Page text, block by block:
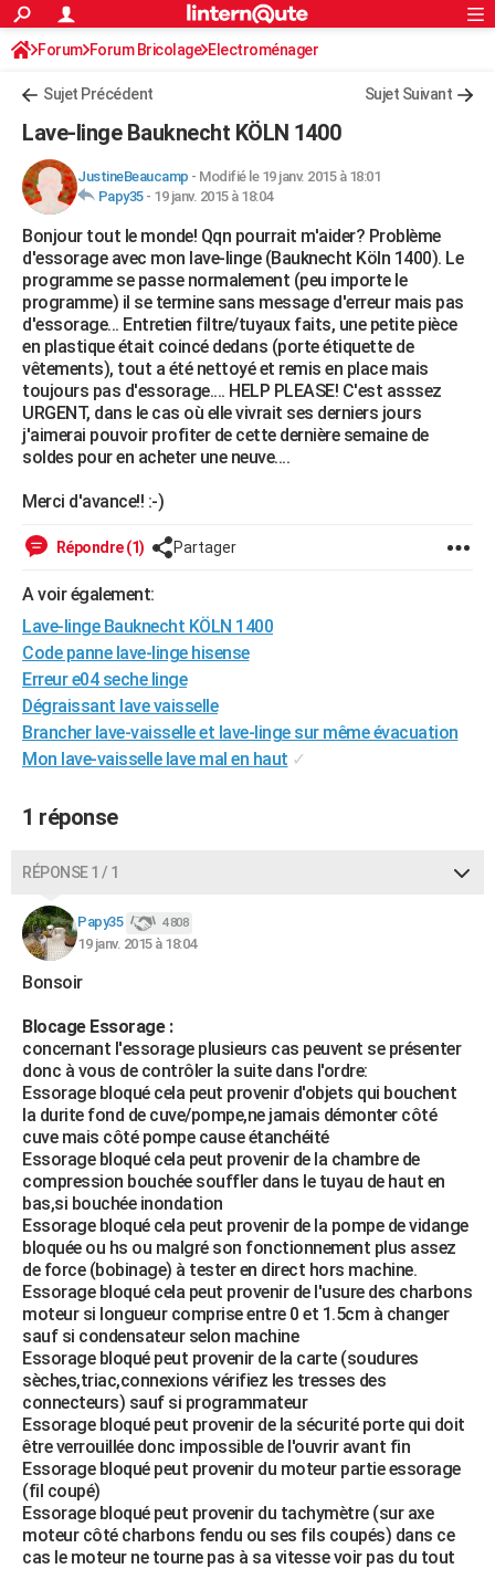
ACTUALITÉS
Politique
Société
Faits Divers
Education
Monde
Villes
+
FINANCE
Retraite
Impôts
Epargne
Immobilier
Risques naturels par ville
Banque
Assurance
Crédit
AUTO
Essais
Réserver un essai
Citadines
Berlines
SUV
Forum auto
+HIGH-TECH
Mobiles
Meilleur smartphone
Internet
Ordinateurs
Jeux vidéo
Guide high-tech
+BRICOLAGE
Forum
Aménagement intérieur
Extérieur
Cuisine
Salle de bains
Jardinage
Rangement
WEEK-END
Guides de France
Escapades
Patrimoine
Expositions
Musées
Week-end nature
+LIFESTYLE
Art de vivre
Bien-être
Loisirs
Mode
Modes de vie
SANTE
Alimentation
Guide de la santé
Médicaments
CARTE DE VOEUX
Carte de Noël
Carte Bonne année
Carte Saint-Valentin
Carte Pâques
Carte d'anniversaire
DICTIONNAIRE
Dictionnaire
Biographies
Citations
Expressions
Proverbes
PROGRAMME TV
S'inscrire
Se connecter
Lycées
Collèges
Primaires
Universités
Entreprises
Service militaire
Avis de recherche
FORUM
Bricolage
Lifestyle
Culture
Sport
Auto
Television
Voyage
Cinema
S'inscrire
Connexion
Forum Forum Bricolage Electroménager
Sujet Précédent Sujet Suivant
Lave-linge Bauknecht KÖLN 1400
JustineBeaucamp - Modifié le 19 janv. 2015 à 18:01
Papy35- 19 janv. 2015 à 18:04
Bonjour tout le monde! Qqn pourrait m'aider? Problème
d'essorage avec mon lave-linge (Bauknecht Köln 1400). Le
programme se passe normalement (peu importe le
programme) il se termine sans message d'erreur mais pas
d'essorage... Entretien filtre/tuyaux faits, une petite pièce
en plastique était coincé dedans (porte étiquette de
vêtements), tout a été nettoyé et remis en place mais
toujours pas d'essorage.... HELP PLEASE! C'est asssez
URGENT, dans le cas où elle vivrait ses derniers jours
j'aimerai pouvoir profiter de cette dernière semaine de
soldes pour en acheter une neuve....
Merci d'avance!! :-)
Répondre (1) Partager
A voir également:
Lave-linge Bauknecht KÖLN 1400
Code panne lave-linge hisense
Erreur e04 seche linge
Dégraissant lave vaisselle
Brancher lave-vaisselle et lave-linge sur même évacuation
Mon lave-vaisselle lave mal en haut ✓
1 réponse
RÉPONSE 1 / 1
Papy35 4 808
19 janv. 2015 à 18:04
Bonsoir
Blocage Essorage :
concernant l'essorage plusieurs cas peuvent se présenter
donc à vous de contrôler la suite dans l'ordre:
Essorage bloqué cela peut provenir d'objets qui bouchent
la durite fond de cuve/pompe,ne jamais démonter côté
cuve mais côté pompe cause étanchéité
Essorage bloqué cela peut provenir de la chambre de
compression bouchée souffler dans le tuyau de haut en
bas,si bouchée inondation
Essorage bloqué cela peut provenir de la pompe de vidange
bloquée ou hs ou malgré son fonctionnement plus assez
de force (bobinage) à tester en direct hors machine.
Essorage bloqué cela peut provenir de l'usure des charbons
moteur si longueur comprise entre 0 et 1.5cm à changer
sauf si condensateur selon machine
Essorage bloqué peut provenir de la carte (soudures
sèches,triac,connexions vérifiez les tresses des
connecteurs) sauf si programmateur
Essorage bloqué peut provenir de la sécurité porte qui doit
être verrouillée donc impossible de l'ouvrir avant fin
Essorage bloqué peut provenir du moteur partie essorage
(fil coupé)
Essorage bloqué peut provenir du tachymètre (sur axe
moteur côté charbons fendu ou ses fils coupés) dans ce
cas le moteur ne tourne pas à sa vitesse voir pas du tout